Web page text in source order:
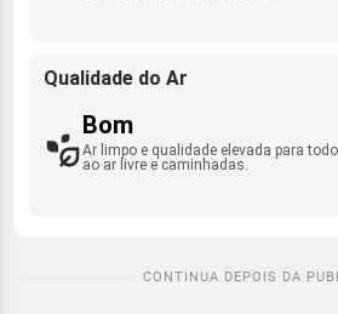
Qualidade do Ar
Bom
Ar limpo e qualidade elevada para
ao ar livre e caminhadas.